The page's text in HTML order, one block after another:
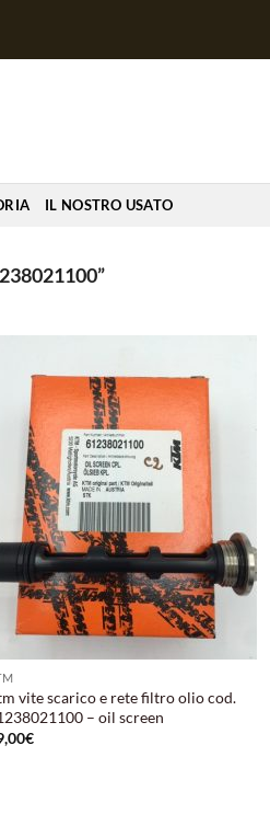
IL NOSTRO USATO
desideri
vite scarico e rete filtro olio cod.
– oil screen
€